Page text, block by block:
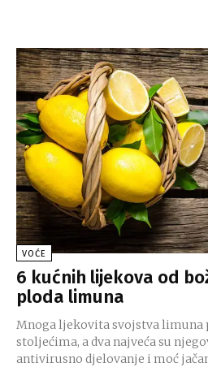
VOĆE
6 kućnih lijekova od
ploda limuna
Mnoga ljekovita svojstva limuna
stoljećima, a dva najveća su
antivirusno djelovanje i moć